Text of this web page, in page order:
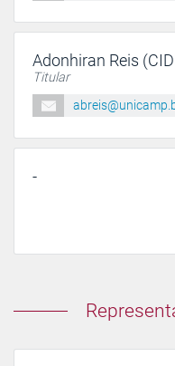
Adonhiran Reis
Titular
-